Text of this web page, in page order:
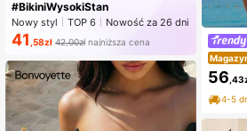
#BikiniWysokiStan
Nowy styl TOP 6
Nowość za 26 dni
41 ,58zł 42,00złnajniższa cena
iowy
m w
56
4-5